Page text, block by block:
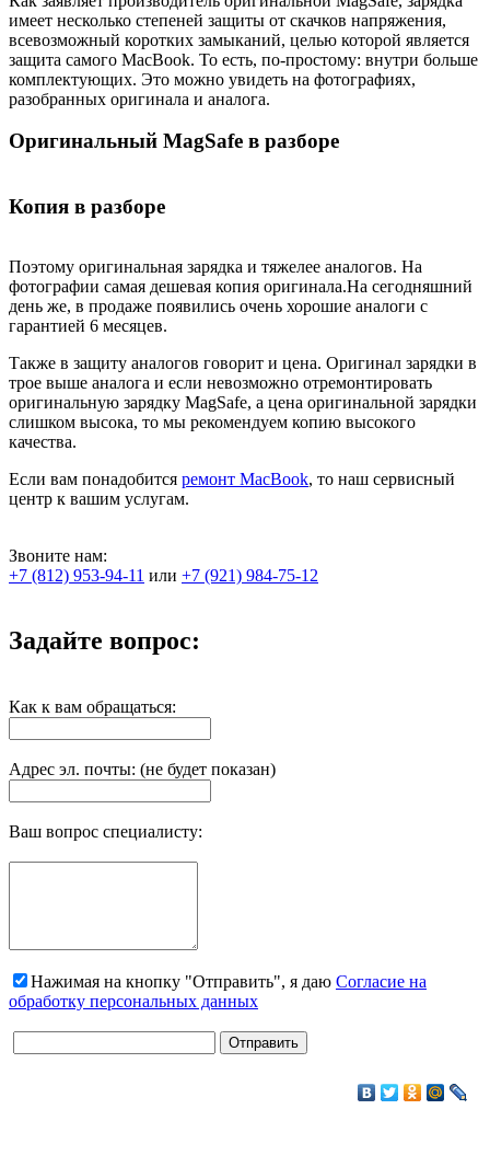
имеет несколько степеней защиты от скачков напряжения,
всевозможный коротких замыканий, целью которой является
защита самого MacBook. То есть, по-простому: внутри больше
комплектующих. Это можно увидеть на фотографиях,
разобранных оригинала и аналога.
Оригинальный MagSafe в разборе
Копия в разборе
Поэтому оригинальная зарядка и тяжелее аналогов. На
фотографии самая дешевая копия оригинала.На сегодняшний
день же, в продаже появились очень хорошие аналоги с
гарантией 6 месяцев.
Также в защиту аналогов говорит и цена. Оригинал зарядки в
трое выше аналога и если невозможно отремонтировать
оригинальную зарядку MagSafe, а цена оригинальной зарядки
слишком высока, то мы рекомендуем копию высокого
качества.
Если вам понадобится ремонт MacBook, то наш сервисный
центр к вашим услугам.
Звоните нам:
+7 (812) 953-94-11 или +7 (921) 984-75-12
Задайте вопрос:
Как к вам обращаться:
Адрес эл. почты: (не будет показан)
Ваш вопрос специалисту:
Нажимая на кнопку "Отправить", я даю Согласие на
обработку персональных данных